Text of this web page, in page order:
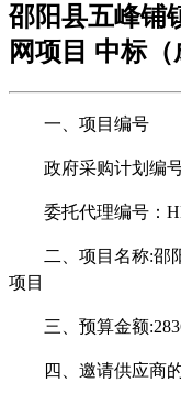
邵阳县五峰铺
网项目 中标
一、项目编号
政府采购计划编号
委托代理编号 ：
二、项目名称:邵
项目
三、预算金额:
四、邀请供应商